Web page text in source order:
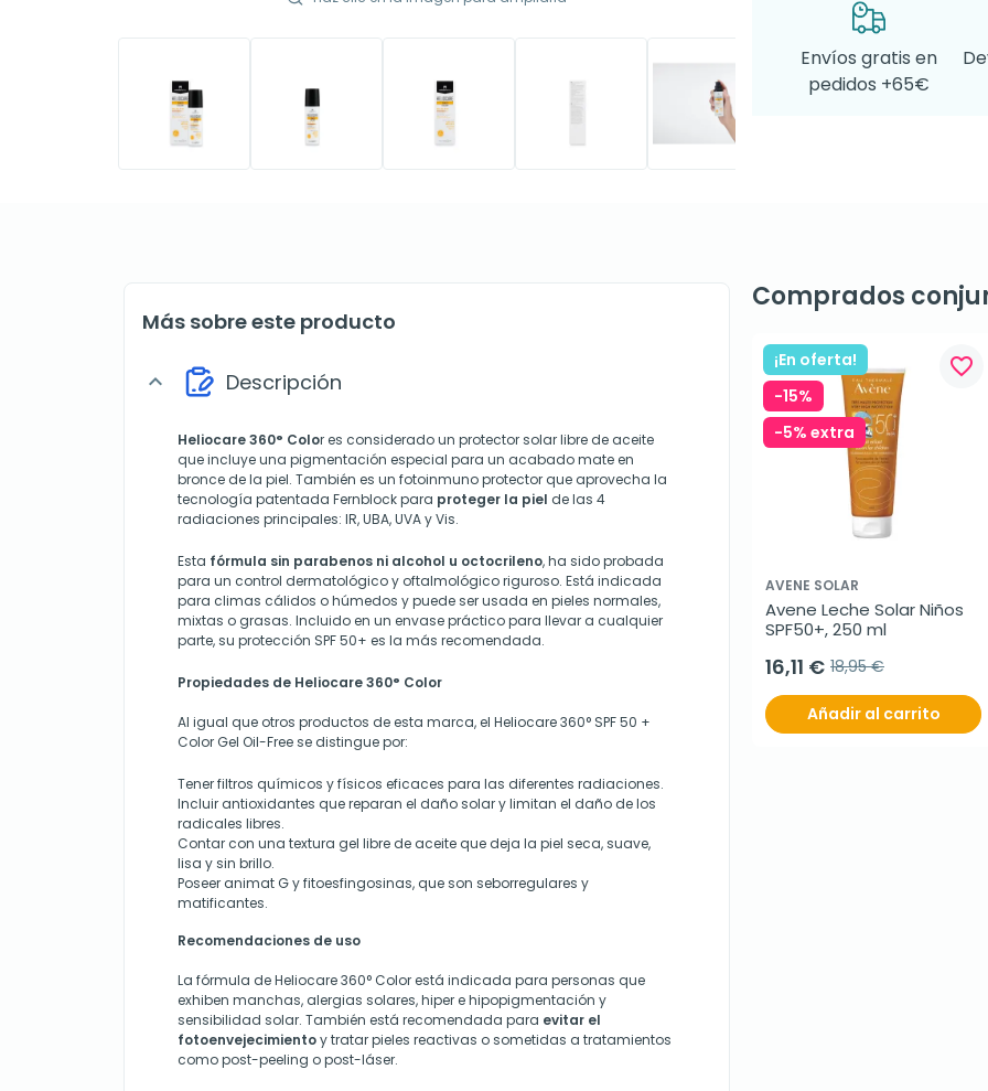
Envíos gratis en
pedidos +65€
Más sobre este producto
expand_more Descripción
Heliocare 360° Colores considerado un protector solar libre de aceite
que incluye una pigmentación especial para un acabado mate en
bronce de la piel. También es un fotoinmuno protector que aprovecha la
tecnología patentada Fernblock para proteger la piel de las 4
radiaciones principales: IR, UBA, UVA y Vis.
Esta fórmula sin parabenos ni alcohol u octocrileno, ha sido probada
para un control dermatológico y oftalmológico riguroso. Está indicada
para climas cálidos o húmedos y puede ser usada en pieles normales,
mixtas o grasas. Incluido en un envase práctico para llevar a cualquier
parte, su protección SPF 50+ es la más recomendada.
Propiedades de Heliocare 360° Color
Al igual que otros productos de esta marca, el Heliocare 360° SPF 50 +
Color Gel Oil-Free se distingue por:
Tener filtros químicos y físicos eficaces para las diferentes radiaciones.
Incluir antioxidantes que reparan el daño solar y limitan el daño de los
radicales libres.
Contar con una textura gel libre de aceite que deja la piel seca, suave,
lisa y sin brillo.
Poseer animat G y fitoesfingosinas, que son seborregulares y
matificantes.
Recomendaciones de uso
La fórmula de Heliocare 360° Color está indicada para personas que
exhiben manchas, alergias solares, hiper e hipopigmentación y
sensibilidad solar. También está recomendada para evitar el
fotoenvejecimientoy tratar pieles reactivas o sometidas a tratamientos
como post-peeling o post-láser.
Comprados
¡En oferta!
-15%
-5% extra
favorite_border
AVENE SOLAR
Avene Leche Solar Niños
SPF50+, 250 ml
16,11 € 18,95 €
Añadir al carrito